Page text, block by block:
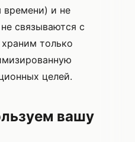
времени) и не
связываются с
только
целей.
вашу